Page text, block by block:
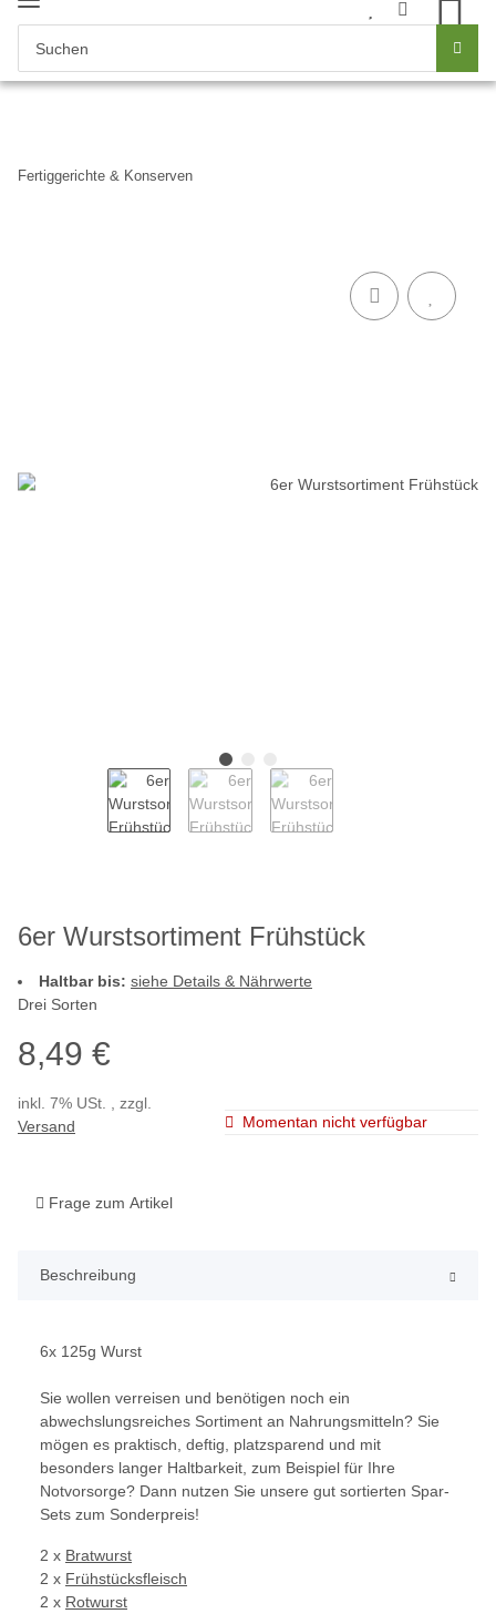
Fertiggerichte & Konserven
6er Wurstsortiment Frühstück
Haltbar bis: siehe Details & Nährwerte
Drei Sorten
8,49 €
inkl. 7% USt. , zzgl.
Versand
Momentan nicht verfügbar
Frage zum Artikel
Beschreibung
6x 125g Wurst
Sie wollen verreisen und benötigen noch ein
abwechslungsreiches Sortiment an Nahrungsmitteln? Sie
mögen es praktisch, deftig, platzsparend und mit
besonders langer Haltbarkeit, zum Beispiel für Ihre
Notvorsorge? Dann nutzen Sie unsere gut sortierten Spar-
Sets zum Sonderpreis!
2 x Bratwurst
2 x Frühstücksfleisch
2 x Rotwurst